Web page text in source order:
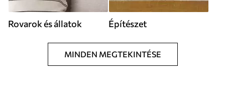
Rovarok és állatok Építészet
MINDEN MEGTEKINTÉSE